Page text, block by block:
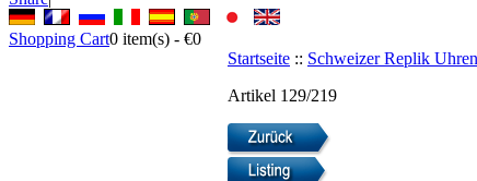
Shopping Cart0 item(s) - €0
Startseite :: Schweizer Replik Uhren
Artikel 129/219